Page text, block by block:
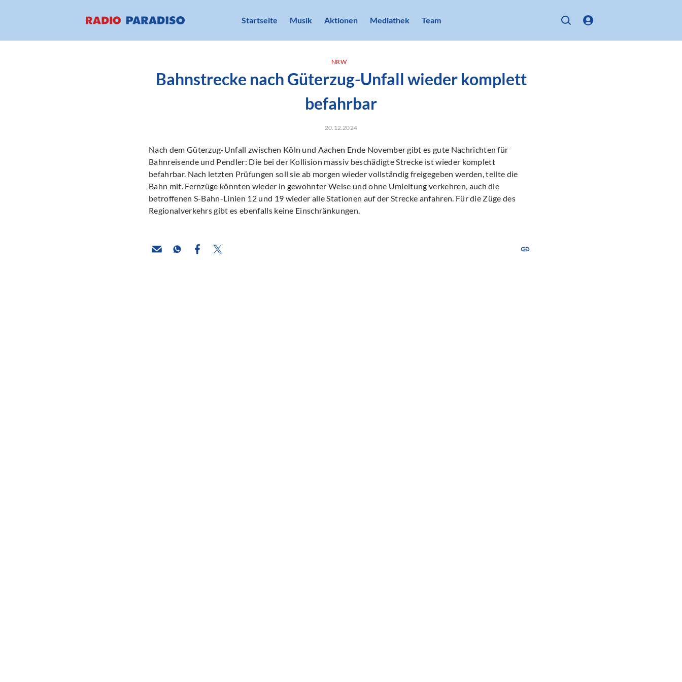
Startseite Musik Aktionen Mediathek Team
NRW
Bahnstrecke nach Güterzug-Unfall wieder komplett
befahrbar
20.12.2024
Nach dem Güterzug-Unfall zwischen Köln und Aachen Ende November gibt es gute Nachrichten für
Bahnreisende und Pendler: Die bei der Kollision massiv beschädigte Strecke ist wieder komplett
befahrbar. Nach letzten Prüfungen soll sie ab morgen wieder vollständig freigegeben werden, teilte die
Bahn mit. Fernzüge könnten wieder in gewohnter Weise und ohne Umleitung verkehren, auch die
betroffenen S-Bahn-Linien 12 und 19 wieder alle Stationen auf der Strecke anfahren. Für die Züge des
Regionalverkehrs gibt es ebenfalls keine Einschränkungen.